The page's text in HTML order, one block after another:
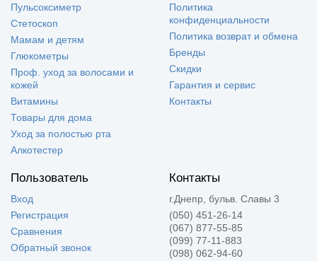
Пульсоксиметр
Стетоскоп
Мамам и детям
Глюкометры
Проф. уход за волосами и
кожей
Витамины
Товары для дома
Уход за полостью рта
Алкотестер
Политика
конфиденциальности
Политика возврат и обмена
Бренды
Скидки
Гарантия и сервис
Контакты
Пользователь
Вход
Регистрация
Сравнения
Обратный звонок
Контакты
г.Днепр, бульв. Славы 3
(050) 451-26-14
(067) 877-55-85
(099) 77-11-883
(098) 062-94-60